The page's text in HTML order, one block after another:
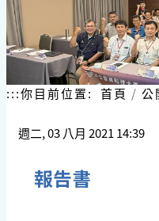
:::你目前位置: 首頁 公
週二, 03 八月 2021 14:39
報告書